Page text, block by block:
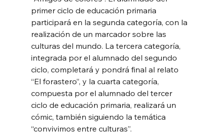
primer ciclo de educación primaria
participará en la segunda categoría, con la
realización de un marcador sobre las
culturas del mundo. La tercera categoría,
integrada por el alumnado del segundo
ciclo, completará y pondrá final al relato
“El forastero”, y la cuarta categoría,
compuesta por el alumnado del tercer
ciclo de educación primaria, realizará un
cómic, también siguiendo la temática
“convivimos entre culturas”.